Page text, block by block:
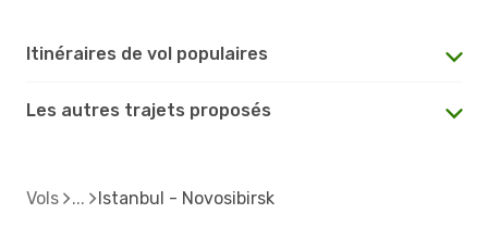
Itinéraires de vol populaires
Les autres trajets proposés
Vols Istanbul - Novosibirsk